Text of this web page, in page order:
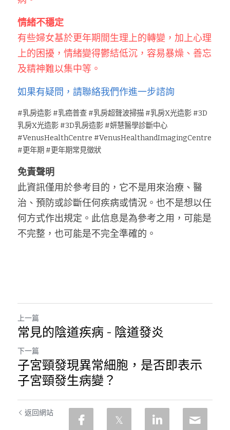
情緒不穩定
有些婦女基於更年期間生理上的轉變，加上心理
上的困擾，情緒變得鬱結低沉，容易暴燥、善忘
及精神難以集中等。
如果有疑問，請聯絡我們作進一步諮詢
#乳房造影 #乳癌普查 #乳房超聲波掃描 #乳房X光造影 #3D
乳房X光造影 #3D乳房造影 #妍慧醫學診斷中心
#VenusHealthCentre #VenusHealthandImagingCentre
#更年期 #更年期常見徵狀
免責聲明
此資訊僅用於參考目的，它不是用來治療、醫
治、預防或診斷任何疾病或情況。也不是想以任
何方式作出規定。此信息是為參考之用，可能是
不完整，也可能是不完全準確的。
上一篇
常見的陰道疾病 - 陰道發炎
下一篇
子宮頸發現異常細胞，是否即表示
子宮頸發生病變？
返回網站